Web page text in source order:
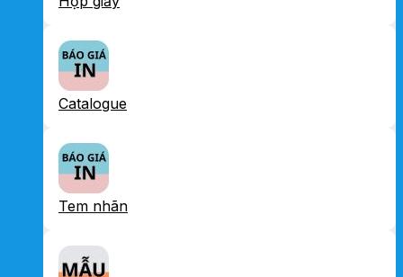
Catalogue
Tem nhãn